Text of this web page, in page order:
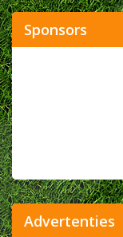
Sponsors
Advertenties